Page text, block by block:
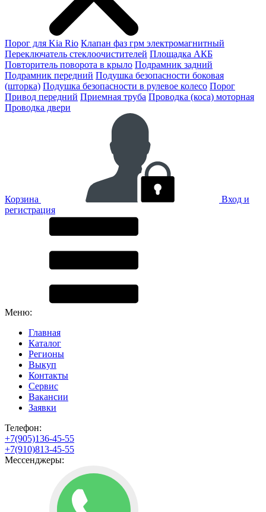
Порог для Kia Rio Клапан фаз грм электромагнитный
Переключатель стеклоочистителей Площадка АКБ
Повторитель поворота в крыло Подрамник задний
Подрамник передний Подушка безопасности боковая
(шторка) Подушка безопасности в рулевое колесо Порог
Привод передний Приемная труба Проводка (коса) моторная
Проводка двери
Корзина
Вход и
регистрация
Меню:
Главная
Каталог
Регионы
Выкуп
Контакты
Сервис
Вакансии
Заявки
Телефон:
+7(905)136-45-55
+7(910)813-45-55
Мессенджеры: